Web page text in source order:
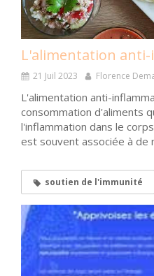
L'alimentation
21 Juil 2023 Florence
L'alimentation anti-
consommation d'aliments
l'inflammation dans le
est souvent associée à de
soutien de l'immunité